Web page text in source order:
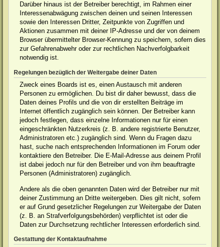
Darüber hinaus ist der Betreiber berechtigt, im Rahmen einer
Interessenabwägung zwischen deinen und seinen Interessen
sowie den Interessen Dritter, Zeitpunkte von Zugriffen und
Aktionen zusammen mit deiner IP-Adresse und der von deinem
Browser übermittelter Browser-Kennung zu speichern, sofern dies
zur Gefahrenabwehr oder zur rechtlichen Nachverfolgbarkeit
notwendig ist.
Regelungen bezüglich der Weitergabe deiner Daten
Zweck eines Boards ist es, einen Austausch mit anderen
Personen zu ermöglichen. Du bist dir daher bewusst, dass die
Daten deines Profils und die von dir erstellten Beiträge im
Internet öffentlich zugänglich sein können. Der Betreiber kann
jedoch festlegen, dass einzelne Informationen nur für einen
eingeschränkten Nutzerkreis (z. B. andere registrierte Benutzer,
Administratoren etc.) zugänglich sind. Wenn du Fragen dazu
hast, suche nach entsprechenden Informationen im Forum oder
kontaktiere den Betreiber. Die E-Mail-Adresse aus deinem Profil
ist dabei jedoch nur für den Betreiber und von ihm beauftragte
Personen (Administratoren) zugänglich.
Andere als die oben genannten Daten wird der Betreiber nur mit
deiner Zustimmung an Dritte weitergeben. Dies gilt nicht, sofern
er auf Grund gesetzlicher Regelungen zur Weitergabe der Daten
(z. B. an Strafverfolgungsbehörden) verpflichtet ist oder die
Daten zur Durchsetzung rechtlicher Interessen erforderlich sind.
Gestattung der Kontaktaufnahme